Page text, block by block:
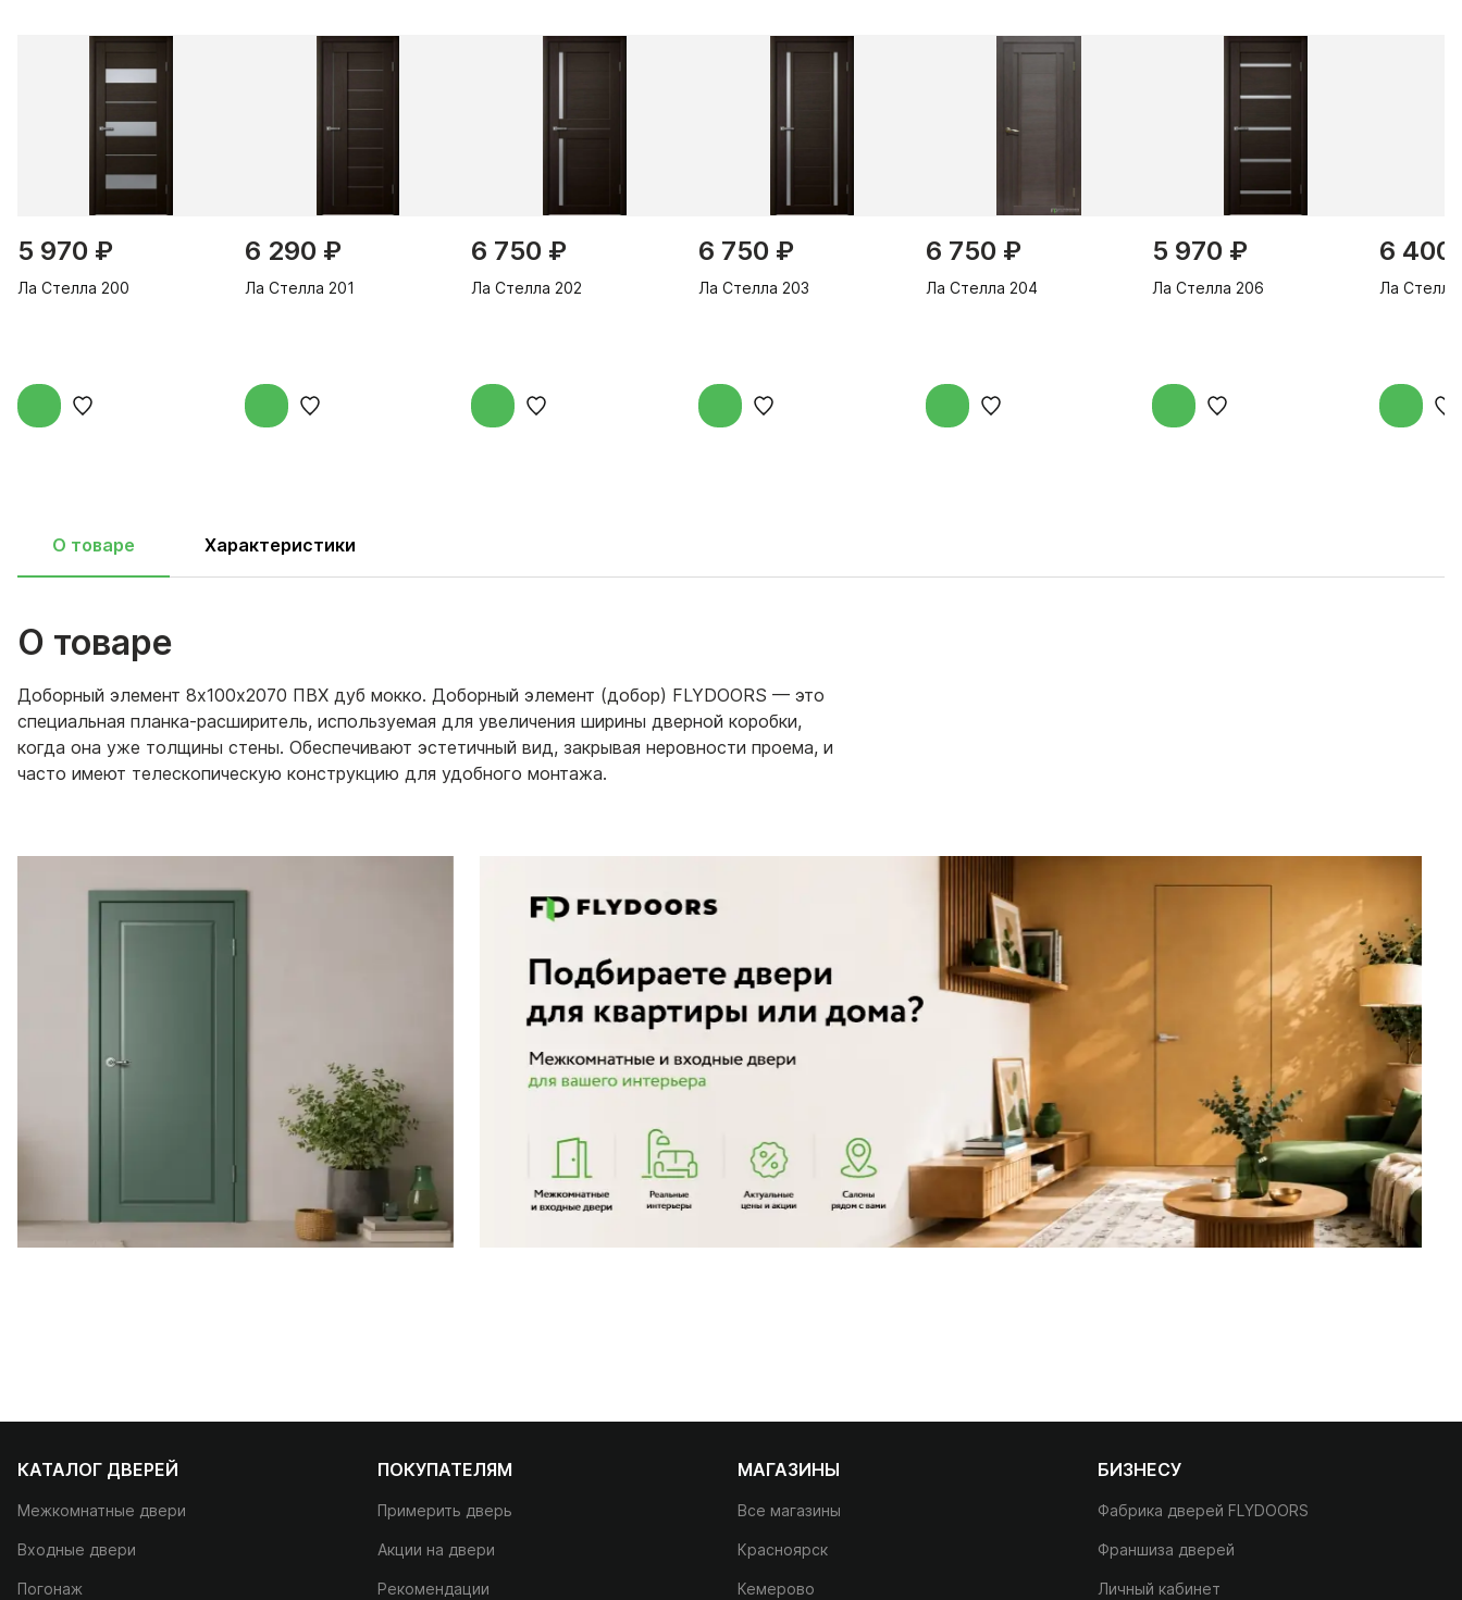
5 970 ₽
Ла Стелла 200
6 290 ₽
Ла Стелла 201
6 750 ₽
Ла Стелла 202
6 750 ₽
Ла Стелла 203
6 750 ₽
Ла Стелла 204
5 970 ₽
Ла Стелла 206
6 400
Ла Стелла
О товаре Характеристики
О товаре
Доборный элемент 8х100х2070 ПВХ дуб мокко. Доборный элемент (добор) FLYDOORS — это
специальная планка-расширитель, используемая для увеличения ширины дверной коробки,
когда она уже толщины стены. Обеспечивают эстетичный вид, закрывая неровности проема, и
часто имеют телескопическую конструкцию для удобного монтажа.
КАТАЛОГ ДВЕРЕЙ
Межкомнатные двери
Входные двери
Погонаж
ПОКУПАТЕЛЯМ
Примерить дверь
Акции на двери
Рекомендации
МАГАЗИНЫ
Все магазины
Красноярск
Кемерово
БИЗНЕСУ
Фабрика дверей FLYDOORS
Франшиза дверей
Личный кабинет